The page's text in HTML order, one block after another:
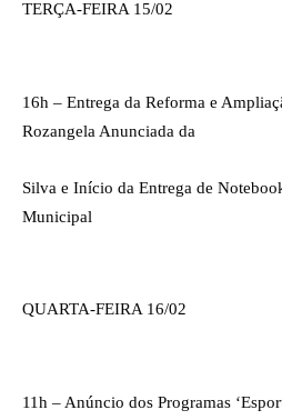
TERÇA-FEIRA 15/02
16h – Entrega da Reforma e
Rozangela Anunciada da
Silva e Início da Entrega de
Municipal
QUARTA-FEIRA 16/02
11h – Anúncio dos Programas